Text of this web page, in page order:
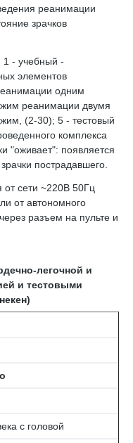
реанимации
зрачков
1 - учебный -
элементов
одним
реанимации двумя
(2-30); 5 - тестовый
комплекса
"оживает": появляется
пострадавшего.
от сети ~220В 50Гц
от автономного
разъем на пульте и
легочной и
и тестовыми
с головой